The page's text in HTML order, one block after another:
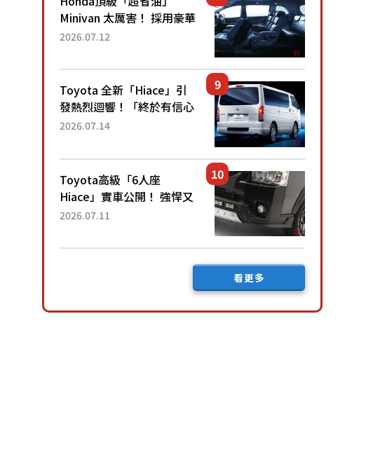
Minivan 太厲害！ 採用豪華
「真皮座椅」與專屬「黑色
公里，兼具優異節能表現與
舒適「三...
2026.07.12
Toyota 全新「Hiace」引
發熱烈迴響！「終於有信心
下訂了！」「哪個等級交車
後竟然還要等「超過半年」
才能交車？...
2026.07.14
Toyota高級「6人座
Hiace」實車公開！ 強悍又
充滿魄力的「全黑設計」搭
Premium打造的「限定
2026.07.11
看更多